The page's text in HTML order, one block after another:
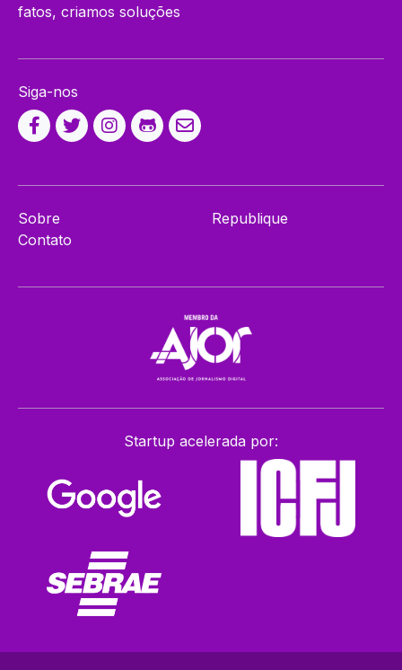
fatos, criamos soluções
Siga-nos
Sobre
Contato
Republique
Startup acelerada por: